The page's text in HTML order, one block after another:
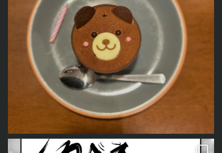
をご紹介しました。 今回は、今住んでいる土地の神様「も